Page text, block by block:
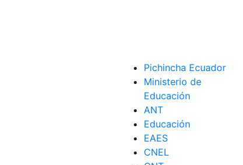
San Miguel Arcángel
San Miguel Arcángel
Pichincha Ecuador
Ministerio de
Educación
ANT
Educación
EAES
CNEL